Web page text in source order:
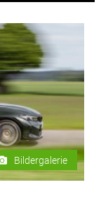
Bildergalerie